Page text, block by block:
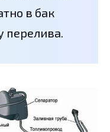
в бак
перелива.